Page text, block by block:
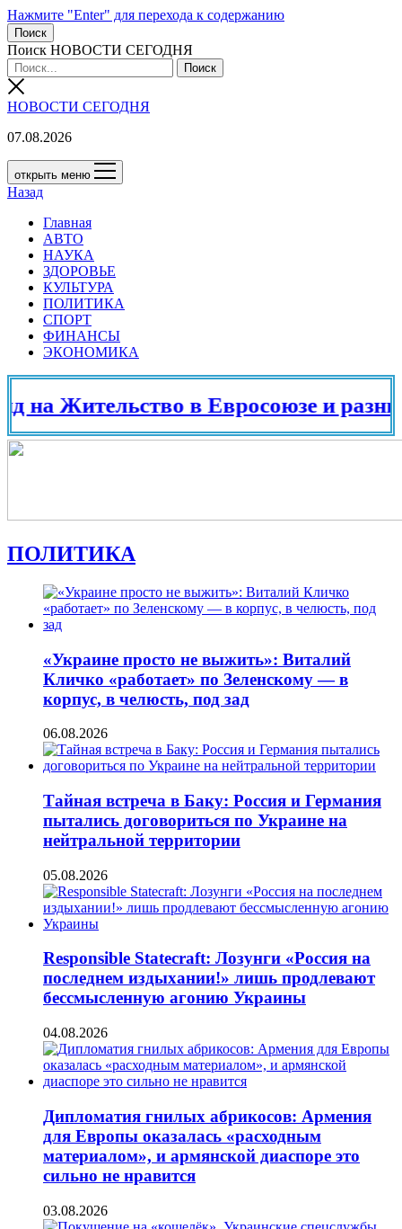
Нажмите "Enter" для перехода к содержанию
Поиск
Поиск НОВОСТИ СЕГОДНЯ
НОВОСТИ СЕГОДНЯ
07.08.2026
открыть меню
Назад
Главная
АВТО
НАУКА
ЗДОРОВЬЕ
КУЛЬТУРА
ПОЛИТИКА
СПОРТ
ФИНАНСЫ
ЭКОНОМИКА
в Евросоюзе и разных
ПОЛИТИКА
«Украине просто не выжить»: Виталий
Кличко «работает» по Зеленскому — в
корпус, в челюсть, под зад
06.08.2026
Тайная встреча в Баку: Россия и Германия
пытались договориться по Украине на
нейтральной территории
05.08.2026
Responsible Statecraft: Лозунги «Россия на
последнем издыхании!» лишь продлевают
бессмысленную агонию Украины
04.08.2026
Дипломатия гнилых абрикосов: Армения
для Европы оказалась «расходным
материалом», и армянской диаспоре это
сильно не нравится
03.08.2026